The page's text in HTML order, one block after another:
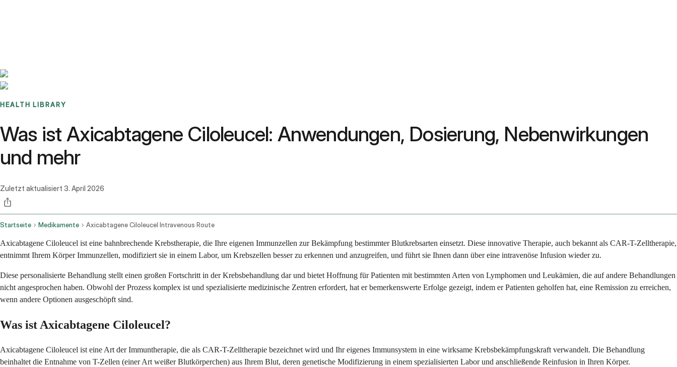
HEALTH LIBRARY
Was ist Axicabtagene Ciloleucel: Anwendungen, Dosierung, Nebenwirkungen
und mehr
Zuletzt aktualisiert 3. April 2026
Startseite Medikamente Axicabtagene Ciloleucel Intravenous Route
Axicabtagene Ciloleucel ist eine bahnbrechende Krebstherapie, die Ihre eigenen Immunzellen zur Bekämpfung bestimmter Blutkrebsarten einsetzt. Diese innovative Therapie, auch bekannt als CAR-T-Zelltherapie,
entnimmt Ihrem Körper Immunzellen, modifiziert sie in einem Labor, um Krebszellen besser zu erkennen und anzugreifen, und führt sie Ihnen dann über eine intravenöse Infusion wieder zu.
Diese personalisierte Behandlung stellt einen großen Fortschritt in der Krebsbehandlung dar und bietet Hoffnung für Patienten mit bestimmten Arten von Lymphomen und Leukämien, die auf andere Behandlungen
nicht angesprochen haben. Obwohl der Prozess komplex ist und spezialisierte medizinische Zentren erfordert, hat er bemerkenswerte Erfolge gezeigt, indem er Patienten geholfen hat, eine Remission zu erreichen,
wenn andere Optionen ausgeschöpft sind.
Was ist Axicabtagene Ciloleucel?
Axicabtagene Ciloleucel ist eine Art der Immuntherapie, die als CAR-T-Zelltherapie bezeichnet wird und Ihr eigenes Immunsystem in eine wirksame Krebsbekämpfungskraft verwandelt. Die Behandlung
beinhaltet die Entnahme von T-Zellen (einer Art weißer Blutkörperchen) aus Ihrem Blut, deren genetische Modifizierung in einem spezialisierten Labor und anschließende Reinfusion in Ihren Körper.